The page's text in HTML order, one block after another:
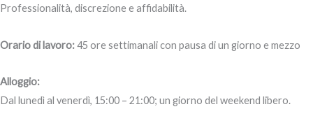
Professionalità, discrezione e affidabilità.
Orario di lavoro:45 ore settimanali con pausa di un giorno e mezzo
Alloggio:
Dal lunedì al venerdì, 15:00 – 21:00; un giorno del weekend libero.